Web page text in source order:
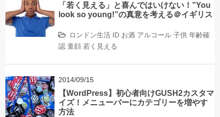
「若く見える」と喜んではいけない！”You
look so young!”の真意を考える＠イギリス
ロンドン生活 ID お酒 アルコール 子供 年齢確
認 童顔 若く見える
2014/09/15
【WordPress】初心者向けGUSH2カスタマ
イズ！メニューバーにカテゴリーを増やす
方法